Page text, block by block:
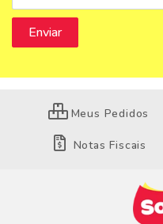
Meus Pedidos
Notas Fiscais